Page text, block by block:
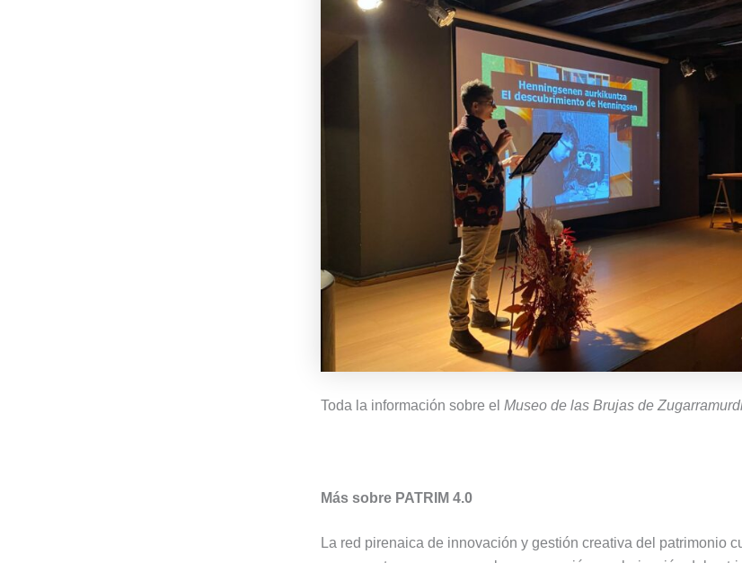
Toda la información sobre el Museo de las Brujas de
Más sobre PATRIM 4.0
La red pirenaica de innovación y gestión creativa del patrimonio